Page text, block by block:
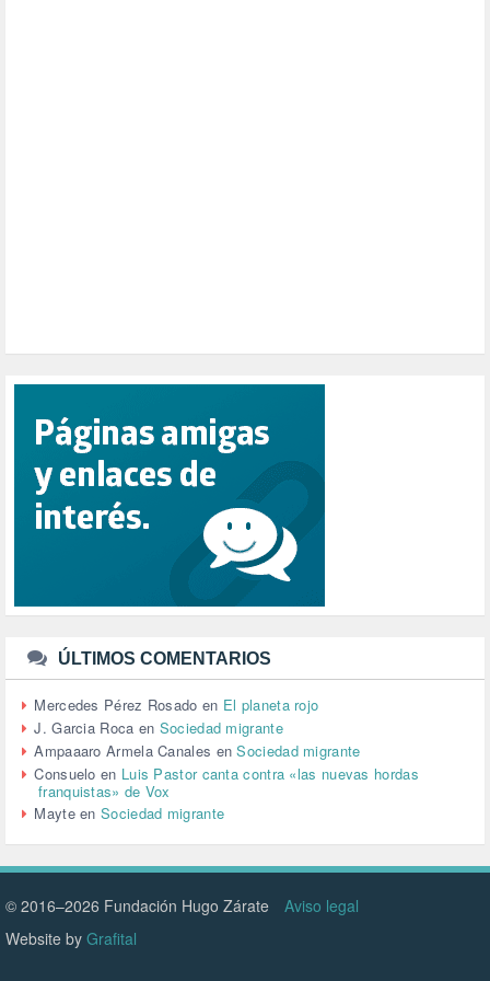
PUERTO DE VALENCIA (1)
RACISMO (1)
RELIGIÓN (114)
REPUBLICA (1)
SALUD (108)
SENSIBILIZACIÓN (576)
SINDICATOS (12)
TTIP (6)
URBANISMO (1)
URBANIZACIÓN (1)
VEJEZ (1)
VENEZUELA (3)
VENEZULA (1)
VIAJES (1)
VIOLENCIA (2)
VIOLENCIA DE GÉNERO (223)
VIVIENDA (9)
VOLODIMIR ZELENSKY (1)
ÚLTIMOS COMENTARIOS
Mercedes Pérez Rosado en El planeta rojo
J. Garcia Roca en Sociedad migrante
Ampaaaro Armela Canales enSociedad migrante
Consuelo en Luis Pastor canta contra «las nuevas hordas
franquistas» de Vox
MayteenSociedad migrante
© 2016–2026 Fundación Hugo Zárate
Aviso legal
Website by Grafital